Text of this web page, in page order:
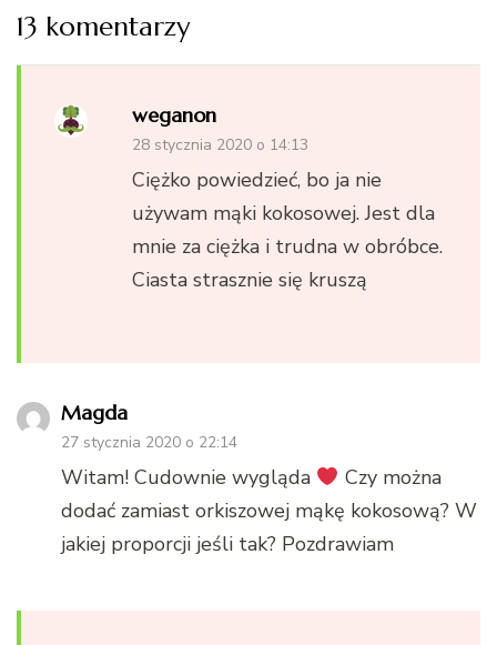
13 komentarzy
weganon
28 stycznia 2020 o 14:13
Ciężko powiedzieć, bo ja nie
używam mąki kokosowej. Jest dla
mnie za ciężka i trudna w obróbce.
Ciasta strasznie się kruszą
Magda
27 stycznia 2020 o 22:14
Witam! Cudownie wygląda
Czy można
dodać zamiast orkiszowej mąkę kokosową? W
jakiej proporcji jeśli tak? Pozdrawiam